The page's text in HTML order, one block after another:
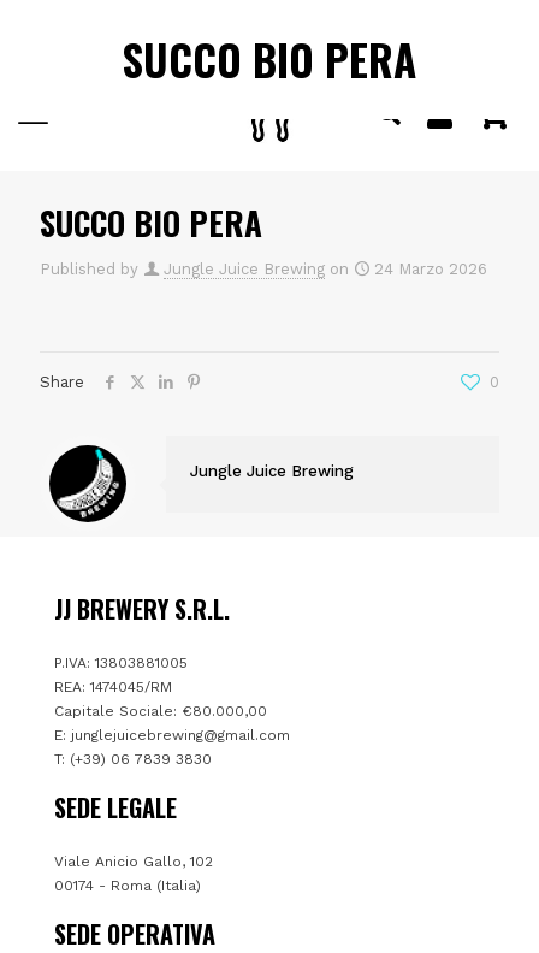
SUCCO BIO PERA
SUCCO BIO PERA
Published by Jungle Juice Brewing on 24 Marzo 2026
Share 0
Jungle Juice Brewing
JJ BREWERY S.R.L.
P.IVA: 13803881005
REA: 1474045/RM
Capitale Sociale: €80.000,00
E: junglejuicebrewing@gmail.com
T: (+39) 06 7839 3830
SEDE LEGALE
Viale Anicio Gallo, 102
00174 - Roma (Italia)
SEDE OPERATIVA